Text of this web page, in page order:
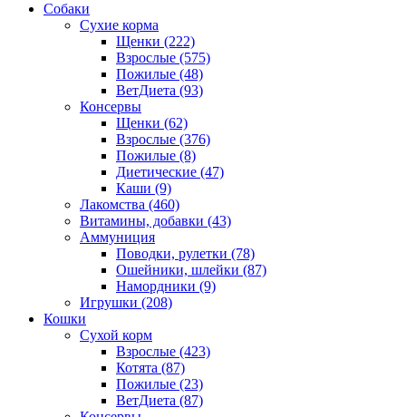
Собаки
Сухие корма
Щенки (222)
Взрослые (575)
Пожилые (48)
ВетДиета (93)
Консервы
Щенки (62)
Взрослые (376)
Пожилые (8)
Диетические (47)
Каши (9)
Лакомства (460)
Витамины, добавки (43)
Аммуниция
Поводки, рулетки (78)
Ошейники, шлейки (87)
Намордники (9)
Игрушки (208)
Кошки
Сухой корм
Взрослые (423)
Котята (87)
Пожилые (23)
ВетДиета (87)